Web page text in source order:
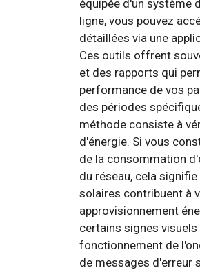
équipée d'un système
ligne, vous pouvez
détaillées via une
Ces outils offrent
et des rapports qui
performance de vos
des périodes
méthode consiste à
d'énergie. Si vous
de la consommation
du réseau, cela
solaires contribuent à
approvisionnement
certains signes
fonctionnement de
de messages d'erreur